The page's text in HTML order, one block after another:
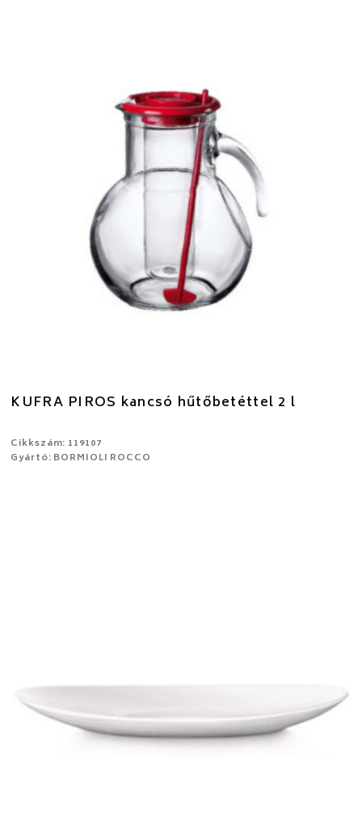
KUFRA PIROS kancsó hűtőbetéttel 2 l
Cikkszám: 119107
Gyártó: BORMIOLI ROCCO